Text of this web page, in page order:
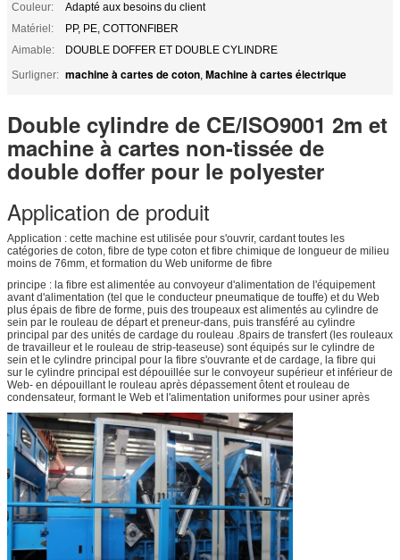
Couleur:
Adapté aux besoins du client
Matériel:
PP, PE, COTTONFIBER
Aimable:
DOUBLE DOFFER ET DOUBLE CYLINDRE
Surligner: machine à cartes de coton, Machine à cartes électrique
Double cylindre de CE/ISO9001 2m et
machine à cartes non-tissée de
double doffer pour le polyester
Application de produit
Application : cette machine est utilisée pour s'ouvrir, cardant toutes les
catégories de coton, fibre de type coton et fibre chimique de longueur de milieu
moins de 76mm, et formation du Web uniforme de fibre
principe : la fibre est alimentée au convoyeur d'alimentation de l'équipement
avant d'alimentation (tel que le conducteur pneumatique de touffe) et du Web
plus épais de fibre de forme, puis des troupeaux est alimentés au cylindre de
sein par le rouleau de départ et preneur-dans, puis transféré au cylindre
principal par des unités de cardage du rouleau .8pairs de transfert (les rouleaux
de travailleur et le rouleau de strip-teaseuse) sont équipés sur le cylindre de
sein et le cylindre principal pour la fibre s'ouvrante et de cardage, la fibre qui
sur le cylindre principal est dépouillée sur le convoyeur supérieur et inférieur de
Web- en dépouillant le rouleau après dépassement ôtent et rouleau de
condensateur, formant le Web et l'alimentation uniformes pour usiner après